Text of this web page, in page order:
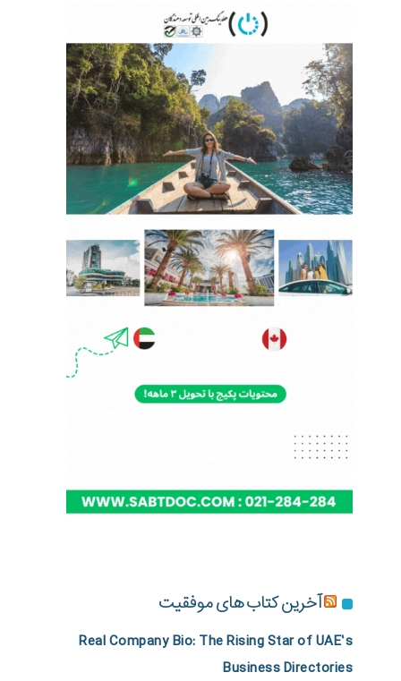
آخرین کتاب های موفقیت
Real Company Bio: The Rising Star of UAE’s
Business Directories